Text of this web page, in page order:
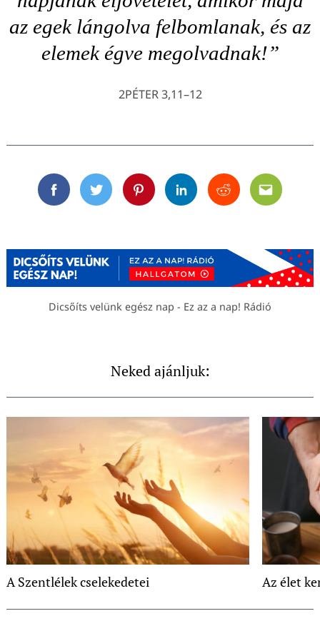
az egek lángolva felbomlanak, és az
elemek égve megolvadnak!”
2PÉTER 3,11–12
FacebookTwitterPinterestLinkedinRedditEmail
Dicsőíts velünk egész nap - Ez az a nap! Rádió
Neked ajánljuk:
A Szentlélek cselekedetei Az élet